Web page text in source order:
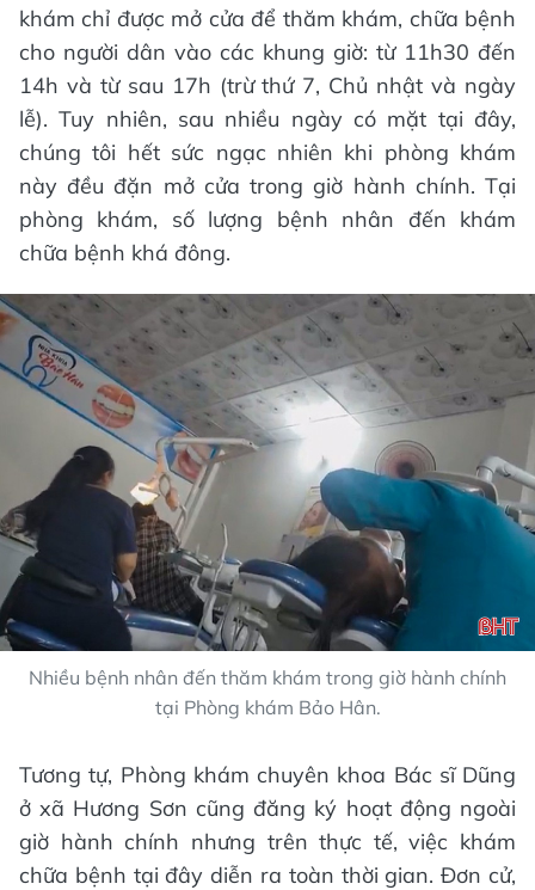
khám chỉ được mở cửa để thăm khám, chữa bệnh
cho người dân vào các khung giờ: từ 11h30 đến
14h và từ sau 17h (trừ thứ 7, Chủ nhật và ngày
lễ). Tuy nhiên, sau nhiều ngày có mặt tại đây,
chúng tôi hết sức ngạc nhiên khi phòng khám
này đều đặn mở cửa trong giờ hành chính. Tại
phòng khám, số lượng bệnh nhân đến khám
chữa bệnh khá đông.
Nhiều bệnh nhân đến thăm khám trong giờ hành chính
tại Phòng khám Bảo Hân.
Tương tự, Phòng khám chuyên khoa Bác sĩ Dũng
ở xã Hương Sơn cũng đăng ký hoạt động ngoài
giờ hành chính nhưng trên thực tế, việc khám
chữa bệnh tại đây diễn ra toàn thời gian. Đơn cử,